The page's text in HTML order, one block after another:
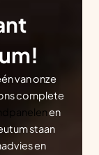
van onze
complete
en
staan
en